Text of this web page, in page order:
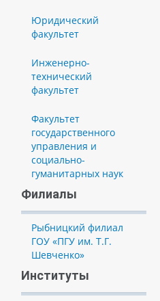
Юридический
факультет
Инженерно-
технический
факультет
Факультет
государственного
управления и
социально-
гуманитарных наук
Филиалы
Рыбницкий филиал
ГОУ «ПГУ им. Т.Г.
Шевченко»
Институты